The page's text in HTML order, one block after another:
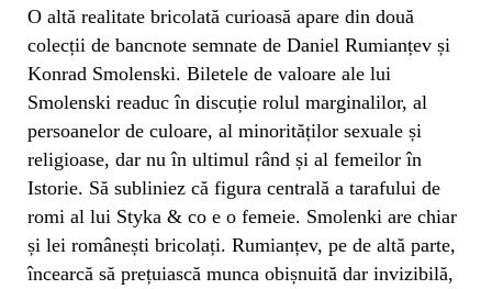
O altă realitate bricolată curioasă apare din două
colecții de bancnote semnate de Daniel Rumianțev și
Konrad Smolenski. Biletele de valoare ale lui
Smolenski readuc în discuție rolul marginalilor, al
persoanelor de culoare, al minorităților sexuale și
religioase, dar nu în ultimul rând și al femeilor în
Istorie. Să subliniez că figura centrală a tarafului de
romi al lui Styka & co e o femeie. Smolenki are chiar
și lei românești bricolați. Rumianțev, pe de altă parte,
încearcă să prețuiască munca obișnuită dar invizibilă,